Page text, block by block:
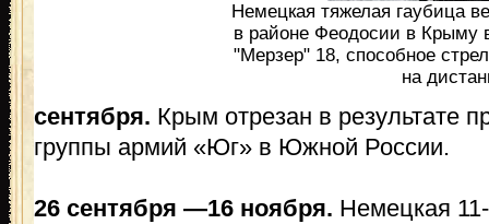
Немецкая тяжелая гаубица
в районе Феодосии в Крыму
"Мерзер" 18, способное
на
сентября. Крым отрезан в результате
группы армий «Юг» в Южной России.
26 сентября —16 ноября. Немецкая